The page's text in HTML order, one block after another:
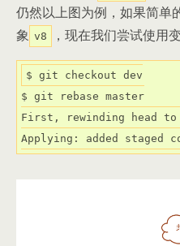
仍然以上图为例，如果简单
象 v8 ，现在我们尝试使用
$ git checkout dev
$ git rebase master
First, rewinding head to
Applying: added staged